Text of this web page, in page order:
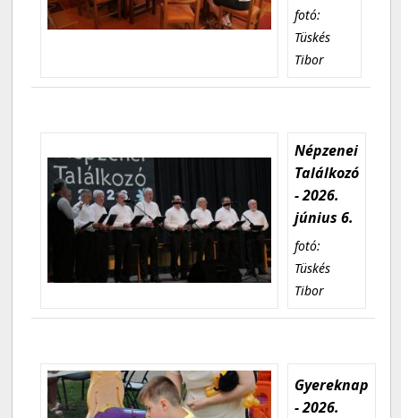
fotó:
Tüskés
Tibor
Népzenei
Találkozó
- 2026.
június 6.
fotó:
Tüskés
Tibor
Gyereknap
- 2026.